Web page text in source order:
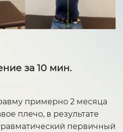
за 10 мин.
примерно 2 месяца
плечо, в результате
первичный